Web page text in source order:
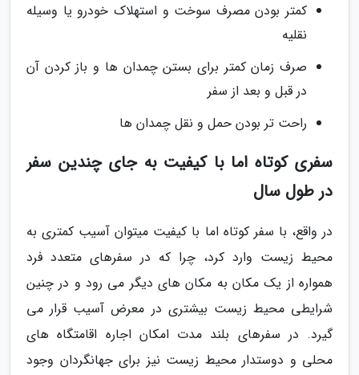
کمتر بودن مصرف سوخت و استهلاک خودرو یا وسیله
نقلیه
صرف زمان کمتر برای بستن چمدان ها و باز کردن آن
در قبل و بعد از سفر
راحت تر بودن حمل و نقل چمدان ها
سفری کوتاه اما با کیفیت به جای چندین سفر
در طول سال
در واقع، با سفر کوتاه اما با کیفیت میتوان آسیب کمتری به
محیط زیست وارد کرد، چرا که در سفرهای متعدد فرد
همواره از یک مکان به مکان های دیگر می رود و در چنین
شرایطی محیط زیست بیشتری در معرض آسیب قرار می
گیرد. در سفرهای بلند مدت امکان اجاره اقامتگاه های
محلی و دوستدار محیط زیست نیز برای جهانگردان وجود